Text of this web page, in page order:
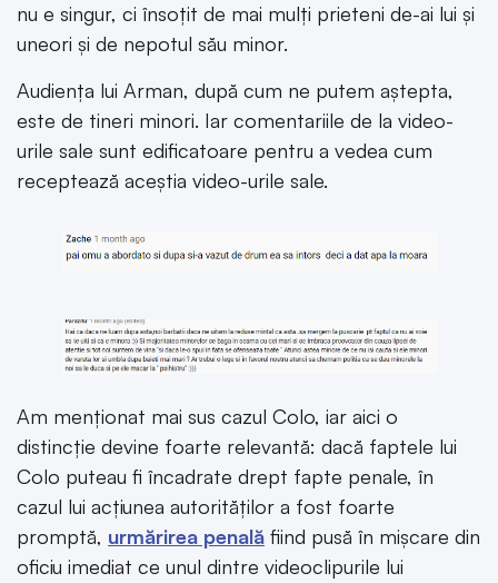
nu e singur, ci însoțit de mai mulți prieteni de-ai lui și
uneori și de nepotul său minor.
Audiența lui Arman, după cum ne putem aștepta,
este de tineri minori. Iar comentariile de la video-
urile sale sunt edificatoare pentru a vedea cum
receptează aceștia video-urile sale.
Am menționat mai sus cazul Colo, iar aici o
distincție devine foarte relevantă: dacă faptele lui
Colo puteau fi încadrate drept fapte penale, în
cazul lui acțiunea autorităților a fost foarte
promptă, urmărirea penală fiind pusă în mișcare din
oficiu imediat ce unul dintre videoclipurile lui